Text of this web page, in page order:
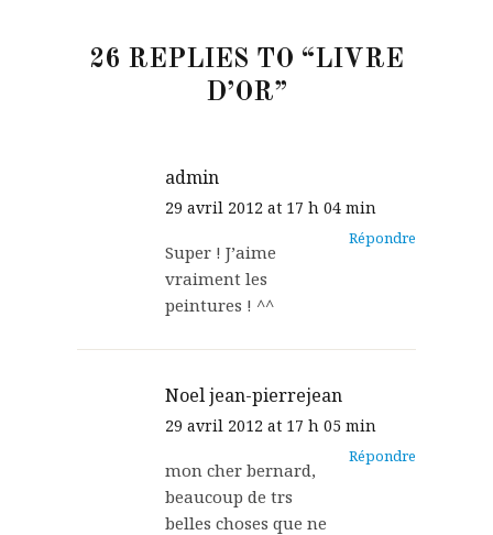
26 REPLIES TO “LIVRE
D’OR”
admin
29 avril 2012 at 17 h 04 min
Répondre
Super ! J’aime
vraiment les
peintures ! ^^
Noel jean-pierrejean
29 avril 2012 at 17 h 05 min
Répondre
mon cher bernard,
beaucoup de trs
belles choses que ne